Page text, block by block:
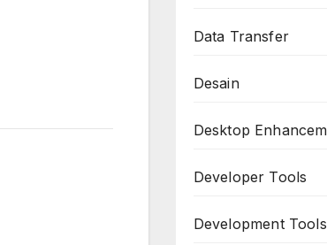
Data Transfer
Desain
Desktop
Developer Tools
Development Tools